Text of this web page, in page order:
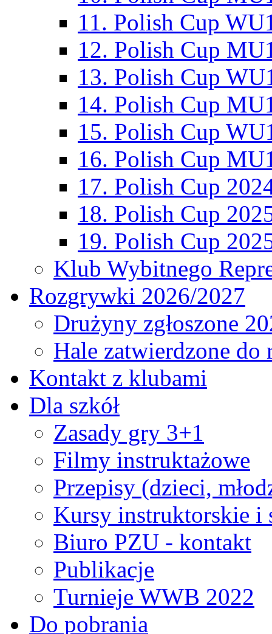
11. Polish Cup
12. Polish Cup
13. Polish Cup
14. Polish Cup
15. Polish Cup
16. Polish Cup
17. Polish Cup
18. Polish Cup
19. Polish Cup
Klub Wybitnego
Rozgrywki 2026/2027
Drużyny zgłoszone
Hale zatwierdzone
Kontakt z klubami
Dla szkół
Zasady gry 3+1
Filmy instruktażowe
Przepisy (dzieci,
Kursy instruktorskie i
Biuro PZU - kontakt
Publikacje
Turnieje WWB 2022
Do pobrania